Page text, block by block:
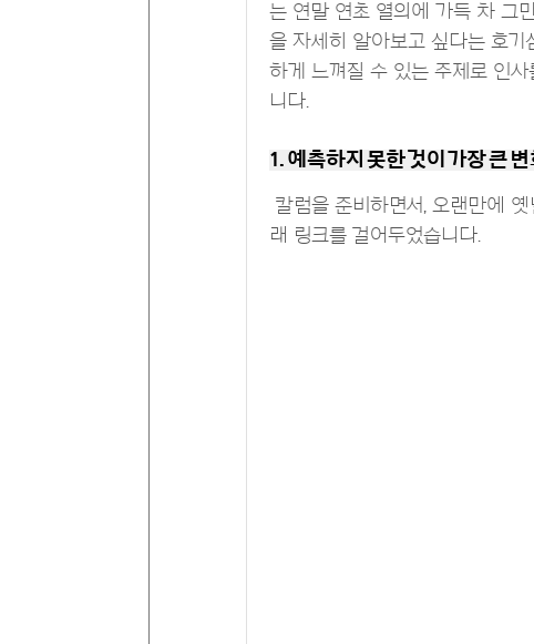
는 연말 연초 열의에 가득 차 그
을 자세히 알아보고 싶다는 호
하게 느껴질 수 있는 주제로 인
니다.
1. 예측하지 못한 것이 가장 큰
칼럼을 준비하면서, 오랜만에
래 링크를 걸어두었습니다.